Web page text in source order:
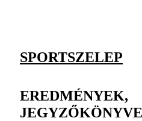
SPORTSZELEP
EREDMÉNYEK,